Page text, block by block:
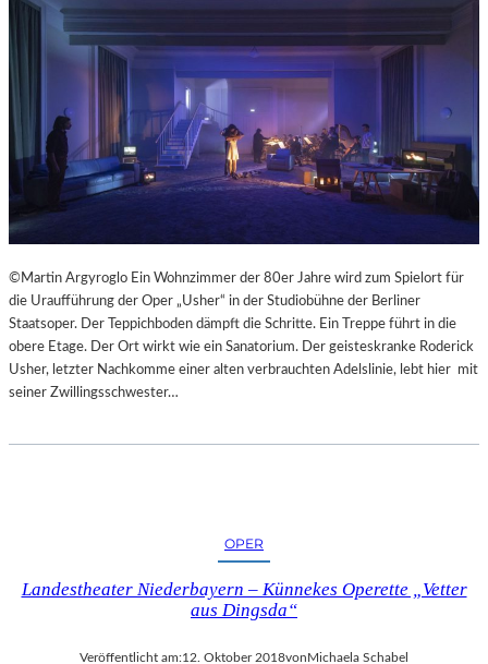
©Martin Argyroglo Ein Wohnzimmer der 80er Jahre wird zum Spielort für
die Uraufführung der Oper „Usher“ in der Studiobühne der Berliner
Staatsoper. Der Teppichboden dämpft die Schritte. Ein Treppe führt in die
obere Etage. Der Ort wirkt wie ein Sanatorium. Der geisteskranke Roderick
Usher, letzter Nachkomme einer alten verbrauchten Adelslinie, lebt hier mit
seiner Zwillingsschwester…
OPER
Landestheater Niederbayern – Künnekes Operette „Vetter
aus Dingsda“
Veröffentlicht am:12. Oktober 2018vonMichaela Schabel